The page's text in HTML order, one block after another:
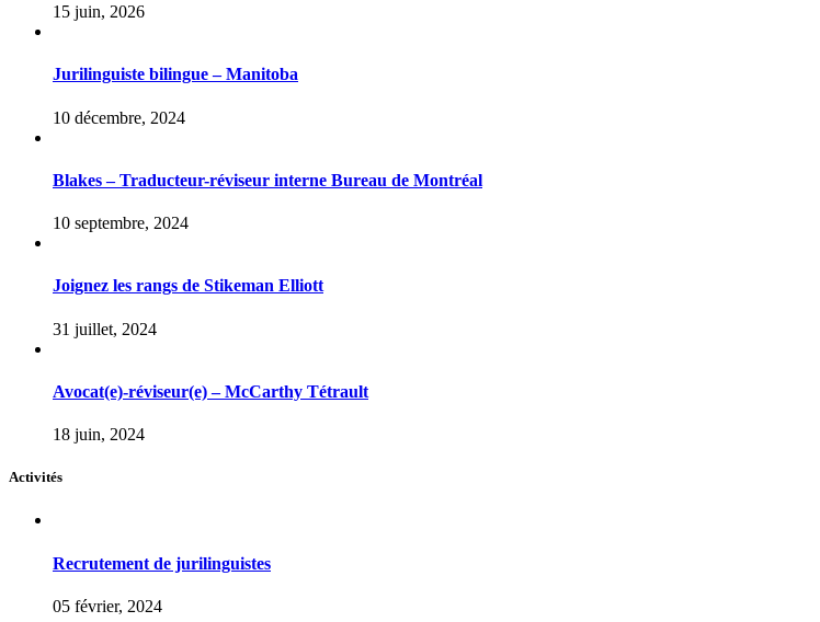
15 juin, 2026
Jurilinguiste bilingue – Manitoba
10 décembre, 2024
Blakes – Traducteur-réviseur interne Bureau de Montréal
10 septembre, 2024
Joignez les rangs de Stikeman Elliott
31 juillet, 2024
Avocat(e)-réviseur(e) – McCarthy Tétrault
18 juin, 2024
Activités
Recrutement de jurilinguistes
05 février, 2024